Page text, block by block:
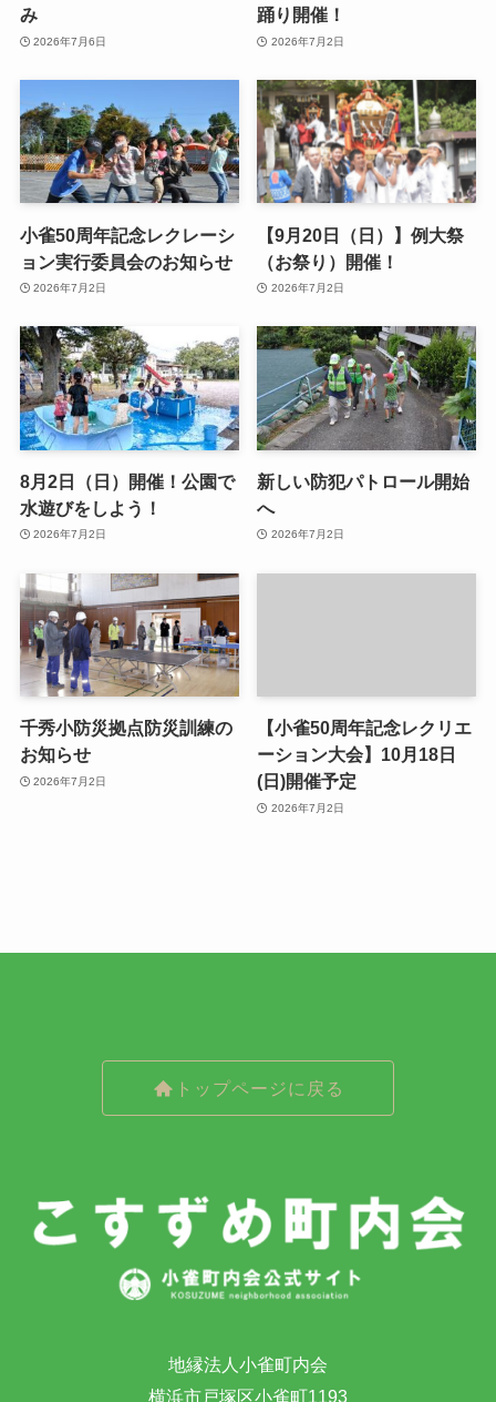
み
2026年7月6日
踊り開催！
2026年7月2日
小雀50周年記念レクレーシ
ョン実行委員会のお知らせ
2026年7月2日
【9月20日（日）】例大祭
（お祭り）開催！
2026年7月2日
8月2日（日）開催！公園で
水遊びをしよう！
2026年7月2日
新しい防犯パトロール開始
へ
2026年7月2日
千秀小防災拠点防災訓練の
お知らせ
2026年7月2日
【小雀50周年記念レクリエ
ーション大会】10月18日
(日)開催予定
2026年7月2日
トップページに戻る
地縁法人小雀町内会
横浜市戸塚区小雀町1193